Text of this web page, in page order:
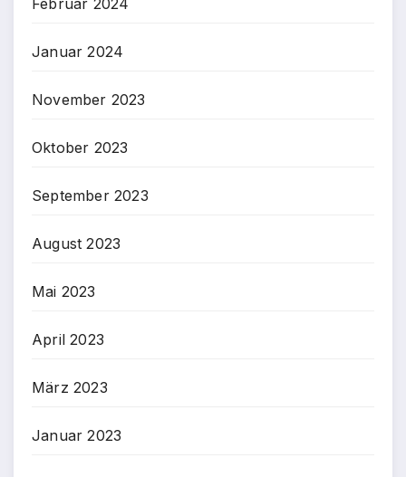
Februar 2024
Januar 2024
November 2023
Oktober 2023
September 2023
August 2023
Mai 2023
April 2023
März 2023
Januar 2023